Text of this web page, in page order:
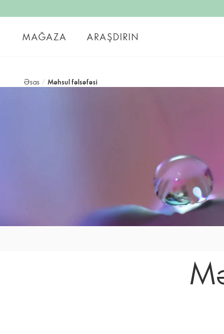
MAĞAZA ARAŞDIRIN
Əsas / Məhsul fəlsəfəsi